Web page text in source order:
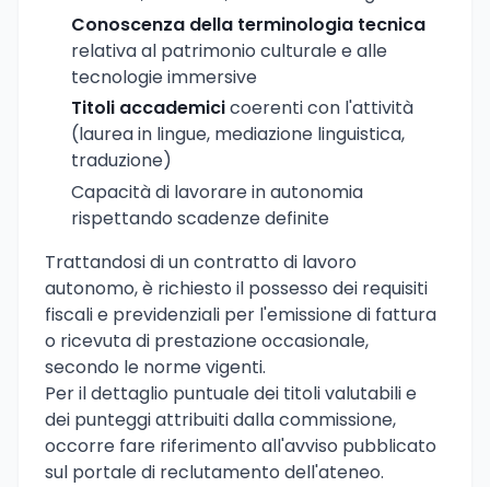
Conoscenza della terminologia tecnica
relativa al patrimonio culturale e alle
tecnologie immersive
Titoli accademicicoerenti con l'attività
(laurea in lingue, mediazione linguistica,
traduzione)
Capacità di lavorare in autonomia
rispettando scadenze definite
Trattandosi di un contratto di lavoro
autonomo, è richiesto il possesso dei requisiti
fiscali e previdenziali per l'emissione di fattura
o ricevuta di prestazione occasionale,
secondo le norme vigenti.
Per il dettaglio puntuale dei titoli valutabili e
dei punteggi attribuiti dalla commissione,
occorre fare riferimento all'avviso pubblicato
sul portale di reclutamento dell'ateneo.